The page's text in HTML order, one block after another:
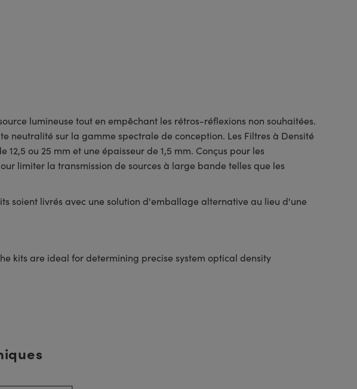
lumineuse tout en empêchant les rétros-réflexions non souhaitées.
neutralité sur la gamme spectrale de conception. Les Filtres à Densité
ou 25 mm et une épaisseur de 1,5 mm. Conçus pour les
limiter la transmission de sources à large bande telles que les
soient livrés avec une solution d'emballage alternative au lieu d'une
kits are ideal for determining precise system optical density